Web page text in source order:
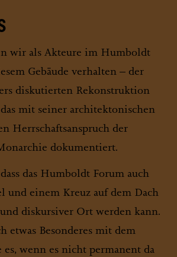
wir als Akteure im Humboldt
Gebäude verhalten – der
diskutierten Rekonstruktion
das mit seiner architektonischen
Herrschaftsanspruch der
dokumentiert.
das Humboldt Forum auch
und einem Kreuz auf dem Dach
diskursiver Ort werden kann.
etwas Besonderes mit dem
es, wenn es nicht permanent da